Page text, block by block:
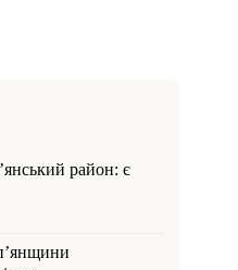
район: є